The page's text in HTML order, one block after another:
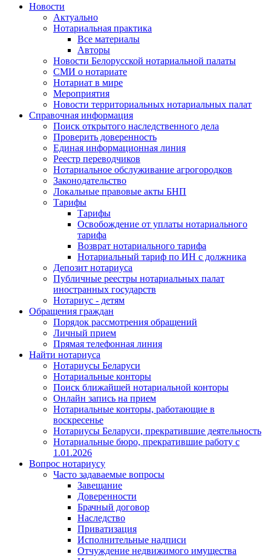
Новости
Актуально
Нотариальная практика
Все материалы
Авторы
Новости Белорусской нотариальной палаты
СМИ о нотариате
Нотариат в мире
Мероприятия
Новости территориальных нотариальных палат
Справочная информация
Поиск открытого наследственного дела
Проверить доверенность
Единая информационная линия
Реестр переводчиков
Нотариальное обслуживание агрогородков
Законодательство
Локальные правовые акты БНП
Тарифы
Тарифы
Освобождение от уплаты нотариального
тарифа
Возврат нотариального тарифа
Нотариальный тариф по ИН с должника
Депозит нотариуса
Публичные реестры нотариальных палат
иностранных государств
Нотариус - детям
Обращения граждан
Порядок рассмотрения обращений
Личный прием
Прямая телефонная линия
Найти нотариуса
Нотариусы Беларуси
Нотариальные конторы
Поиск ближайшей нотариальной конторы
Онлайн запись на прием
Нотариальные конторы, работающие в
воскресенье
Нотариусы Беларуси, прекратившие деятельность
Нотариальные бюро, прекратившие работу с
1.01.2026
Вопрос нотариусу
Часто задаваемые вопросы
Завещание
Доверенности
Брачный договор
Наследство
Приватизация
Исполнительные надписи
Отчуждение недвижимого имущества